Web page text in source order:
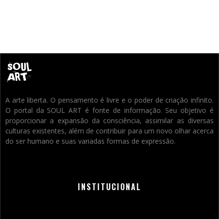
A arte liberta. O pensamento é livre e o poder de criação infinito.
O portal da SOUL ART é fonte de informação. Seu objetivo é
proporcionar a expansão da consciência, assimilar as diversas
culturas existentes, além de contribuir para um novo olhar acerca
do ser humano e suas variadas formas de expressão.
INSTITUCIONAL